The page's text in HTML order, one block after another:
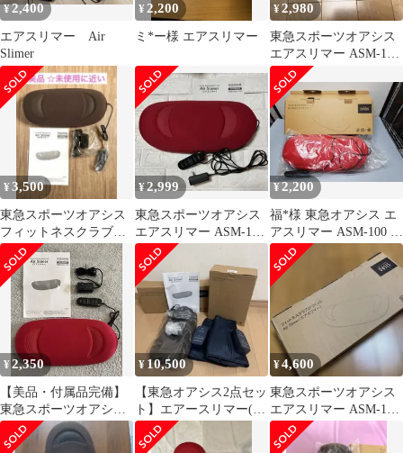
¥2,400
エアスリマー Air
Slimer
¥2,200
ミ*ー様 エアスリマー
¥2,980
東急スポーツオアシス
エアスリマー ASM‐100
ブラウン
¥3,500
東急スポーツオアシス
フィットネスクラブが
作ったAir Slimerエアス
リマー
¥2,999
東急スポーツオアシス
エアスリマー ASM-100
レッド
¥2,200
福*様 東急オアシス エ
アスリマー ASM-100 レ
ッド ストレッチ器具
¥2,350
【美品・付属品完備】
東急スポーツオアシス
エアスリマー ASM-100
レッド
¥ 10,500
【東急オアシス2点セッ
ト】エアースリマー(箱
説付) ＆ スタイリーレ
ッグ
¥4,600
東急スポーツオアシス
エアスリマー ASM-100
レッド